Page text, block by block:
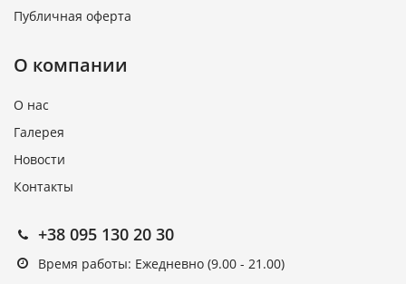
Публичная оферта
О компании
О нас
Галерея
Новости
Контакты
+38 095 130 20 30
Время работы: Ежедневно (9.00 - 21.00)